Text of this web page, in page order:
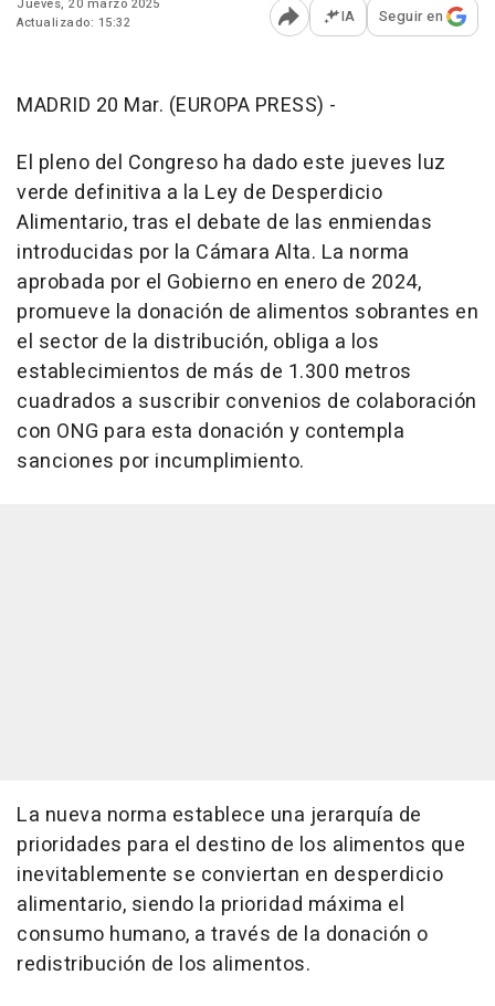
Jueves, 20 marzo 2025
Actualizado: 15:32
Abrir opciones para
IA Seguir en
MADRID 20 Mar. (EUROPA PRESS) -
El pleno del Congreso ha dado este jueves luz
verde definitiva a la Ley de Desperdicio
Alimentario, tras el debate de las enmiendas
introducidas por la Cámara Alta. La norma
aprobada por el Gobierno en enero de 2024,
promueve la donación de alimentos sobrantes en
el sector de la distribución, obliga a los
establecimientos de más de 1.300 metros
cuadrados a suscribir convenios de colaboración
con ONG para esta donación y contempla
sanciones por incumplimiento.
La nueva norma establece una jerarquía de
prioridades para el destino de los alimentos que
inevitablemente se conviertan en desperdicio
alimentario, siendo la prioridad máxima el
consumo humano, a través de la donación o
redistribución de los alimentos.